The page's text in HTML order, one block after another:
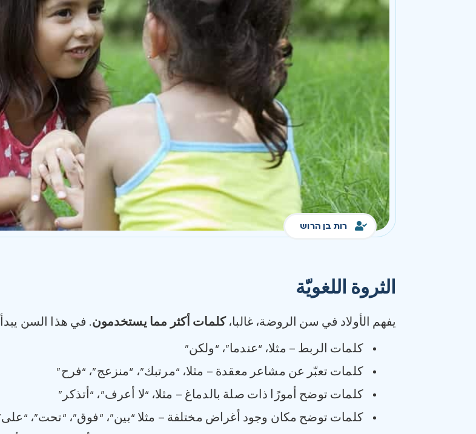
רות בן הרוש
الثروة اللغويّة
يفهم الأولاد في سن الروضة، غالبا، كلمات أكثر مما يستخدمون. في هذا السن يبدأ
كلمات الربط – مثلا، “عندما”، “ولكن”
كلمات تعبّر عن مشاعر معقدة – مثلا، “مرتبك”، “منزعج”، “فرح”
كلمات توضح أمورًا ذات صلة بالدماغ – مثلا، “لا أعرف”، “أتذكر”
كلمات توضح مكان وجود أغراض مختلفة – مثلا “بين”، “فوق”، “تحت”،